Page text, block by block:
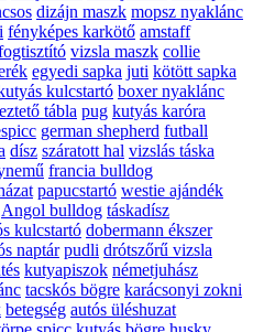
dizájn maszk mopsz nyaklánc
fényképes karkötő amstaff
vizsla maszk collie
egyedi sapka juti kötött sapka
kulcstartó boxer nyaklánc
tábla pug kutyás karóra
german shepherd futball
dísz száratott hal vizslás táska
francia bulldog
papucstartó westie ajándék
Angol bulldog táskadísz
kulcstartó dobermann ékszer
naptár pudli drótszőrű vizsla
kutyapiszok németjuhász
tacskós bögre karácsonyi zokni
betegség autós üléshuzat